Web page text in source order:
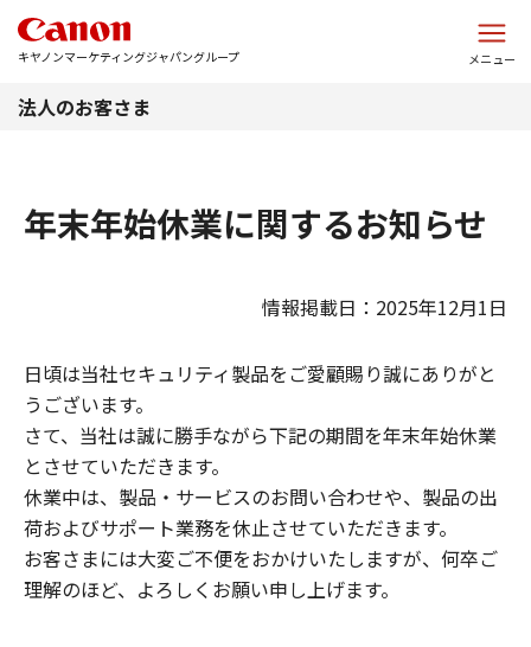
キヤノンマーケティングジャパングループ メニュー
法人のお客さま
年末年始休業に関するお知らせ
情報掲載日：2025年12月1日
日頃は当社セキュリティ製品をご愛顧賜り誠にありがと
うございます。
さて、当社は誠に勝手ながら下記の期間を年末年始休業
とさせていただきます。
休業中は、製品・サービスのお問い合わせや、製品の出
荷およびサポート業務を休止させていただきます。
お客さまには大変ご不便をおかけいたしますが、何卒ご
理解のほど、よろしくお願い申し上げます。